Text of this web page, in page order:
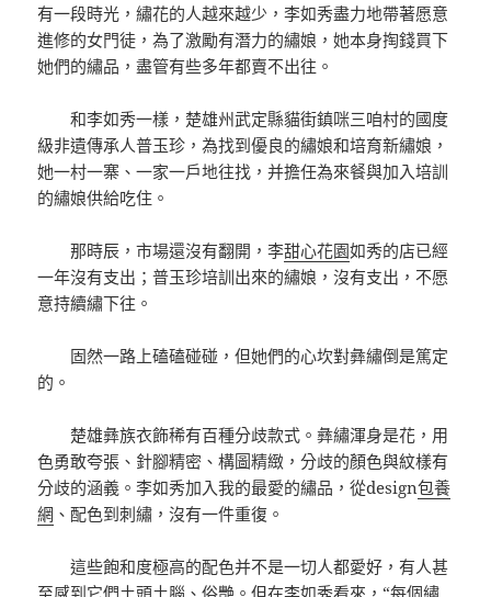
有一段時光，繡花的人越來越少，李如秀盡力地帶著愿意
進修的女門徒，為了激勵有潛力的繡娘，她本身掏錢買下
她們的繡品，盡管有些多年都賣不出往。
和李如秀一樣，楚雄州武定縣貓街鎮咪三咱村的國度
級非遺傳承人普玉珍，為找到優良的繡娘和培育新繡娘，
她一村一寨、一家一戶地往找，并擔任為來餐與加入培訓
的繡娘供給吃住。
那時辰，市場還沒有翻開，李甜心花園如秀的店已經
一年沒有支出；普玉珍培訓出來的繡娘，沒有支出，不愿
意持續繡下往。
固然一路上磕磕碰碰，但她們的心坎對彝繡倒是篤定
的。
楚雄彝族衣飾稀有百種分歧款式。彝繡渾身是花，用
色勇敢夸張、針腳精密、構圖精緻，分歧的顏色與紋樣有
分歧的涵義。李如秀加入我的最愛的繡品，從design包養
網 、配色到刺繡，沒有一件重復。
這些飽和度極高的配色并不是一切人都愛好，有人甚